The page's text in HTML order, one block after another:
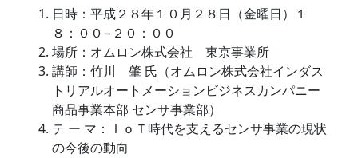
日時：平成２８年１０月２８日（金曜日）１
８：００−２０：００
場所：オムロン株式会社 東京事業所
講師：竹川 肇 氏（オムロン株式会社インダス
トリアルオートメーションビジネスカンパニー
商品事業本部 センサ事業部）
テ ー マ：ＩｏＴ時代を支えるセンサ事業の現状
の今後の動向